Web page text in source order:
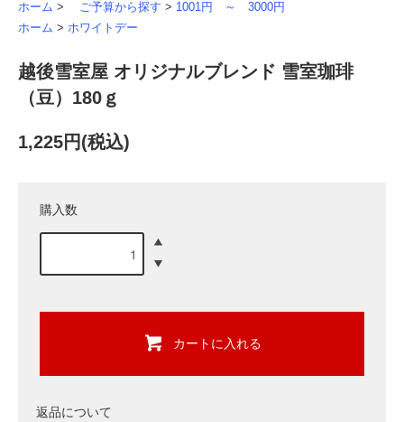
ホーム > ご予算から探す > 1001円 ～ 3000円
ホーム > ホワイトデー
越後雪室屋 オリジナルブレンド 雪室珈琲
（豆）180ｇ
1,225円(税込)
購入数
カートに入れる
返品について